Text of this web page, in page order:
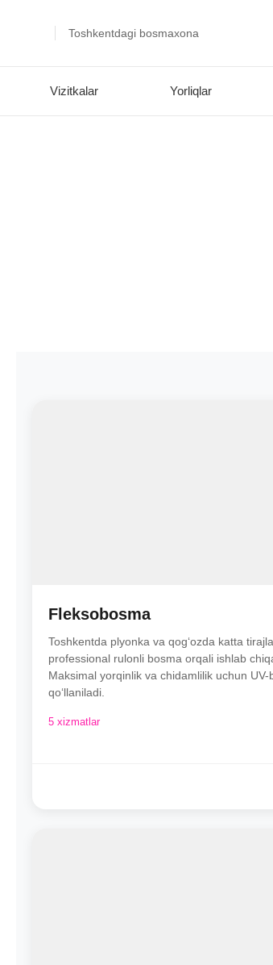
Toshkentdagi bosmaxona
Vizitkalar Yorliqlar
Fleksobosma
Toshkentda plyonka va qog‘ozda katta
professional rulonli bosma orqali ishlab
Maksimal yorqinlik va chidamlilik uchun UV-
qo‘llaniladi.
5 xizmatlar